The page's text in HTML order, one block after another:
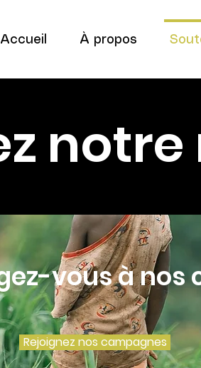
Accueil À propos
vous à nos
Rejoignez nos campagnes